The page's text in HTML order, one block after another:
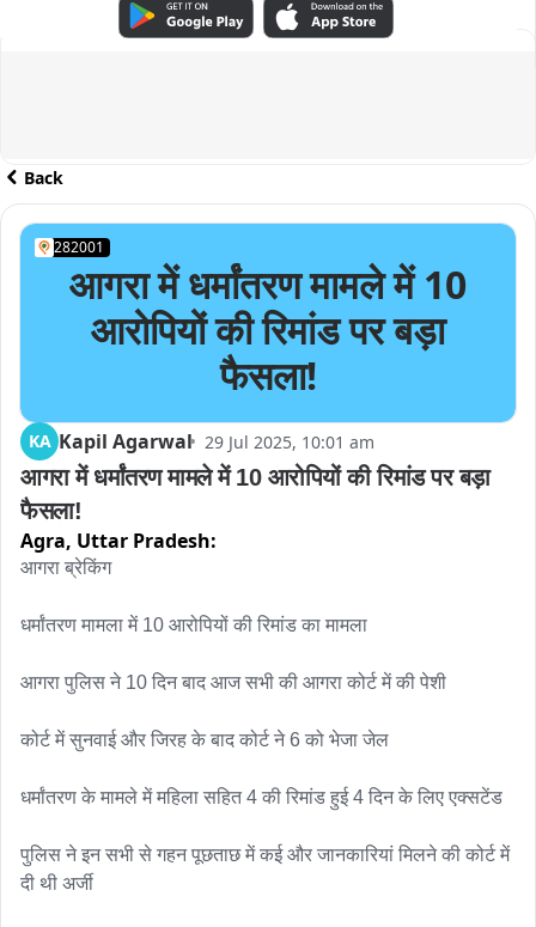
ADVERTISEMENT
Back
282001
आगरा में धर्मांतरण मामले में 10
आरोपियों की रिमांड पर बड़ा
फैसला!
KA Kapil Agarwal 29 Jul 2025, 10:01 am
आगरा में धर्मांतरण मामले में 10 आरोपियों की रिमांड पर बड़ा
फैसला!
Agra, Uttar Pradesh:
आगरा ब्रेकिंग
धर्मांतरण मामला में 10 आरोपियों की रिमांड का मामला
आगरा पुलिस ने 10 दिन बाद आज सभी की आगरा कोर्ट में की पेशी
कोर्ट में सुनवाई और जिरह के बाद कोर्ट ने 6 को भेजा जेल
धर्मांतरण के मामले में महिला सहित 4 की रिमांड हुई 4 दिन के लिए एक्सटेंड
पुलिस ने इन सभी से गहन पूछताछ में कई और जानकारियां मिलने की कोर्ट में
दी थी अर्जी